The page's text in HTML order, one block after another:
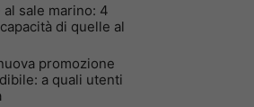
al sale marino: 4
di quelle al
promozione
a quali utenti